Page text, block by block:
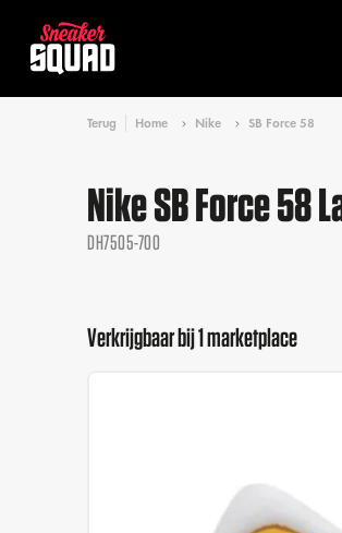
Terug Home Nike SB Force 58
Nike SB Force 58
DH7505-700
Verkrijgbaar bij 1 marketplace